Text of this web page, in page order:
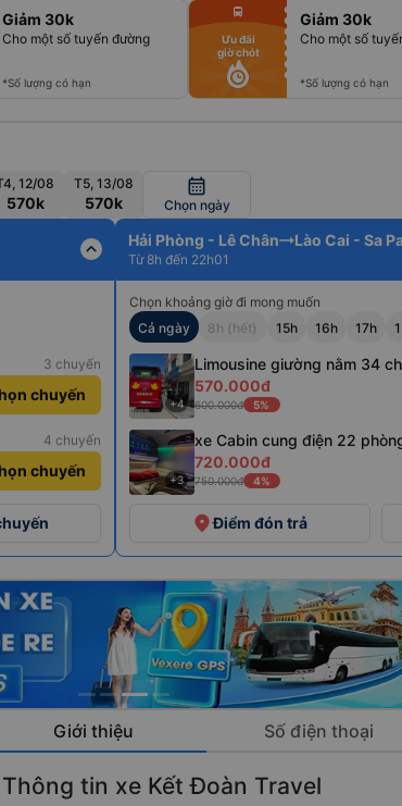
Giảm 30k
Cho một số tuyến đường
*Số lượng có hạn
fiber_manual_record
fiber_manual_record
fiber_manual_record
fiber_manual_record
fiber_manual_record
fiber_manual_record
fiber_manual_record
directions_bus
Ưu đãi
giờ chót
Giảm 30k
Cho một số
*Số lượng có hạn
12/08
570k
T5, 13/08
570k
calendar_month
Chọn ngày
expand_less
3 chuyến
chuyến
4 chuyến
chuyến
Hải Phòng - Lê Chân Lào Cai - Sa
Từ 8h đến 22h01
Chọn khoảng giờ đi mong muốn
Cả ngày
8h (hết) 15h 16h 17h
+4
Limousine giường nằm 34
570.000đ
600.000đ 5%
+3
xe Cabin cung điện 22
720.000đ
750.000đ 4%
placeĐiểm đón trả
Giới thiệu Số điện thoại
Thông tin xe Kết Đoàn Travel